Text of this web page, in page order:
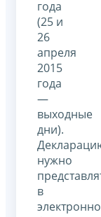
года
(25 и
26
апреля
2015
года
—
выходные
дни).
нужно
в